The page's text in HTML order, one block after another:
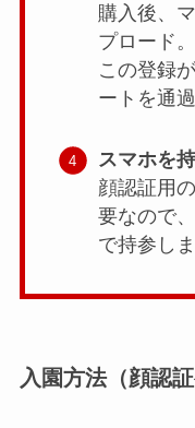
購入後、
プロード。
この登録
ートを通
スマホを
顔認証用
要なので、
で持参しま
入園方法（顔認証